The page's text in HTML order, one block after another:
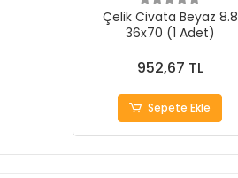
Çelik Civata Beyaz 8.8
36x70 (1 Adet)
952,67 TL
Sepete Ekle